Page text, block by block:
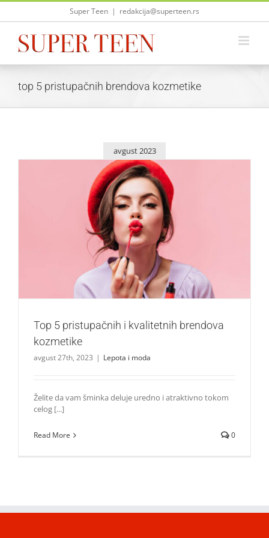
Skip
Super Teen | redakcija@superteen.rs
top 5 pristupačnih brendova kozmetike
avgust 2023
Top 5 pristupačnih i kvalitetnih brendova kozmetike
Lepota i moda
Top 5 pristupačnih i kvalitetnih brendova
kozmetike
avgust 27th, 2023 | Lepota i moda
Želite da vam šminka deluje uredno i atraktivno tokom
celog [...]
Read More 0